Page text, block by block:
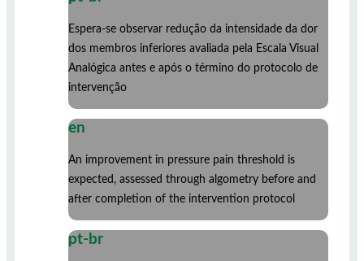
Espera-se observar redução da intensidade da dor
dos membros inferiores avaliada pela Escala Visual
Analógica antes e após o término do protocolo de
intervenção
en
An improvement in pressure pain threshold is
expected, assessed through algometry before and
after completion of the intervention protocol
pt-br